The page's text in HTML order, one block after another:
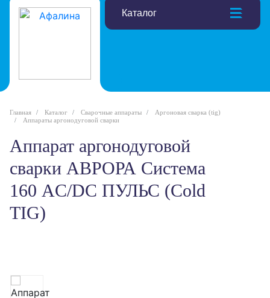
Каталог
Главная Каталог Сварочные аппараты
Аргоновая сварка (tig)
Аппараты аргонодуговой сварки
Аппарат аргонодуговой
сварки АВРОРА Система
160 AC/DC ПУЛЬС (Cold
TIG)